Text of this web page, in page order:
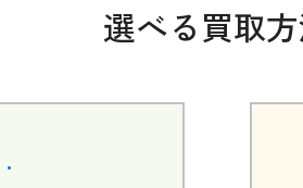
選べる買取